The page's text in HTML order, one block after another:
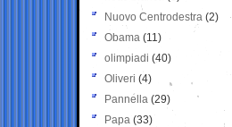
Nuovo Centrodestra (2)
Obama (11)
olimpiadi (40)
Oliveri (4)
Pannella (29)
Papa (33)